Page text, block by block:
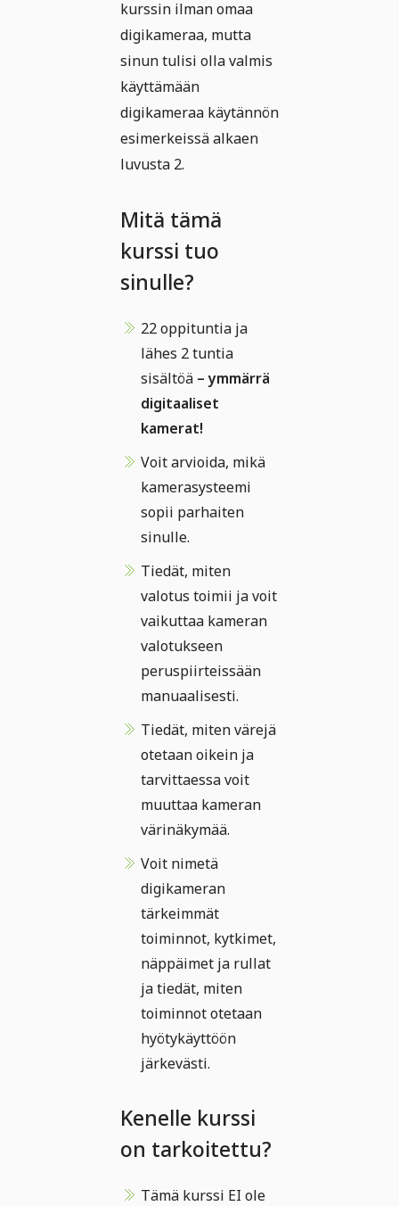
kurssin ilman omaa
digikameraa, mutta
sinun tulisi olla valmis
käyttämään
digikameraa käytännön
esimerkeissä alkaen
luvusta 2.
Mitä tämä
kurssi tuo
sinulle?
22 oppituntia ja
lähes 2 tuntia
sisältöä – ymmärrä
digitaaliset
kamerat!
Voit arvioida, mikä
kamerasysteemi
sopii parhaiten
sinulle.
Tiedät, miten
valotus toimii ja voit
vaikuttaa kameran
valotukseen
peruspiirteissään
manuaalisesti.
Tiedät, miten värejä
otetaan oikein ja
tarvittaessa voit
muuttaa kameran
värinäkymää.
Voit nimetä
digikameran
tärkeimmät
toiminnot, kytkimet,
näppäimet ja rullat
ja tiedät, miten
toiminnot otetaan
hyötykäyttöön
järkevästi.
Kenelle kurssi
on tarkoitettu?
Tämä kurssi EI ole